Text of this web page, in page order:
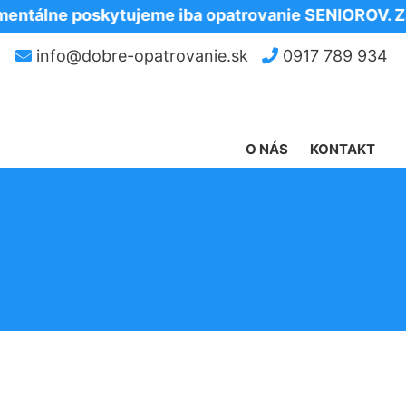
poskytujeme iba opatrovanie SENIOROV. Za
info@dobre-opatrovanie.sk 0917 789 934
KONTAKT
O NÁS